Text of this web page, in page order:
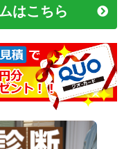
はこちら